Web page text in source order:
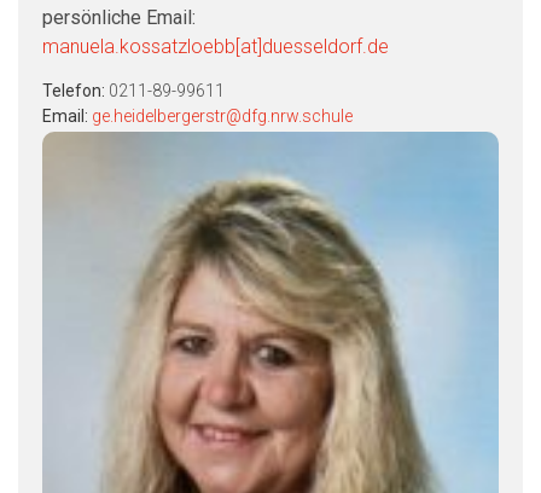
persönliche Email:
manuela.kossatzloebb[at]duesseldorf.de
Telefon: 0211-89-99611
Email: ge.heidelbergerstr@dfg.nrw.schule